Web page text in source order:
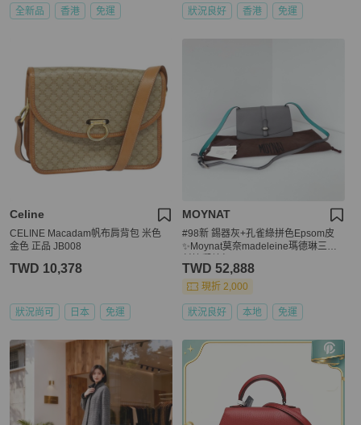
全新品 香港 免運 狀況良好 香港 免運
Celine
CELINE Macadam帆布肩背包 米色
金色 正品 JB008
TWD 10,378
狀況尚可 日本 免運
MOYNAT
#98新 錫器灰+孔雀綠拼色Epsom皮
✨Moynat莫奈madeleine瑪德琳三角
TWD 52,888
現折 2,000
狀況良好 本地 免運